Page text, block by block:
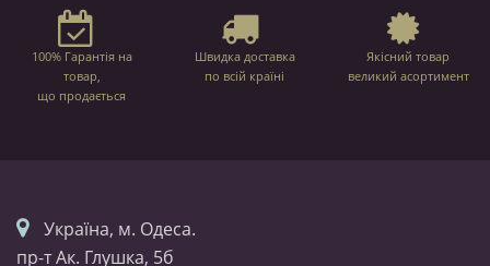
100% Гарантія на
товар,
що продається
Швидка доставка
по всій країні
Якісний товар
великий асортимент
Українa, м. Одеса.
пр-т Ак. Глушка, 5б